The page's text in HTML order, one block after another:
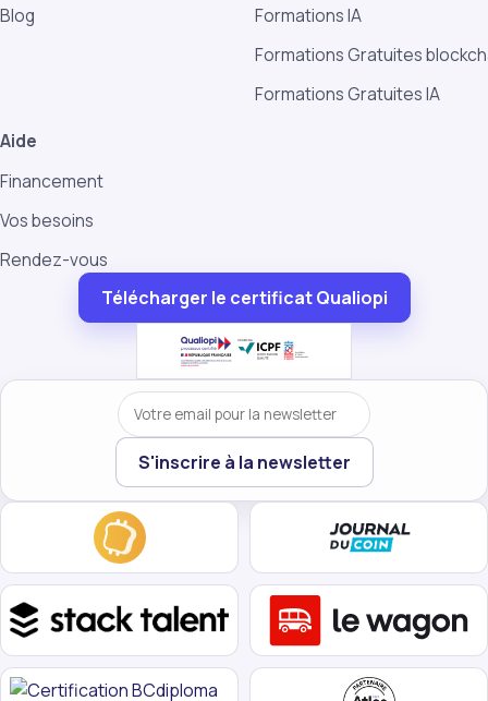
Blog
Formations IA
Formations Gratuites
Formations Gratuites IA
Aide
Financement
Vos besoins
Rendez-vous
Télécharger le certificat Qualiopi
Votre email
S'inscrire à la newsletter